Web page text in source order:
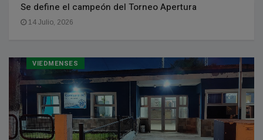
Se define el campeón del Torneo Apertura
14 Julio, 2026
VIEDMENSES